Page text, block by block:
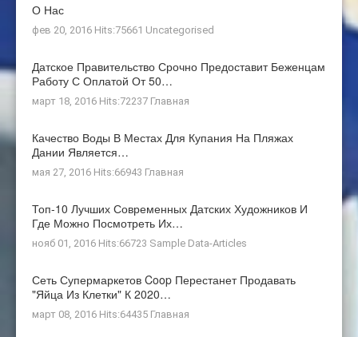
О Нас
фев 20, 2016 Hits:75661 Uncategorised
Датское Правительство Срочно Предоставит Беженцам
Работу С Оплатой От 50…
март 18, 2016 Hits:72237 Главная
Качество Воды В Местах Для Купания На Пляжах
Дании Является…
мая 27, 2016 Hits:66943 Главная
Топ-10 Лучших Современных Датских Художников И
Где Можно Посмотреть Их…
нояб 01, 2016 Hits:66723 Sample Data-Articles
Сеть Супермаркетов Coop Перестанет Продавать
"яйца Из Клетки" К 2020…
март 08, 2016 Hits:64435 Главная